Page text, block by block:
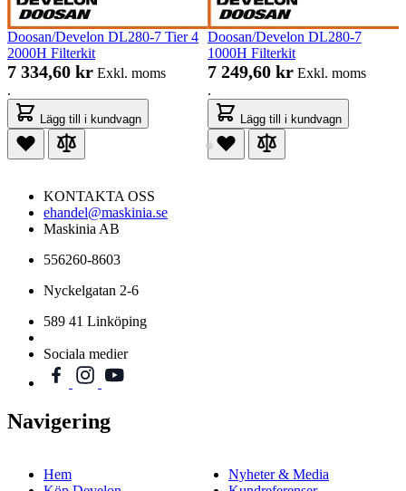
Doosan/Develon DL280-7 Tier 4
2000H Filterkit
7 334,60 kr Exkl. moms
.
Lägg till i kundvagn
Doosan/Develon DL280-7
1000H Filterkit
7 249,60 kr Exkl. moms
.
Lägg till i kundvagn
KONTAKTA OSS
ehandel@maskinia.se
Maskinia AB
556260-8603
Nyckelgatan 2-6
589 41 Linköping
Sociala medier
Navigering
Hem
Nyheter & Media